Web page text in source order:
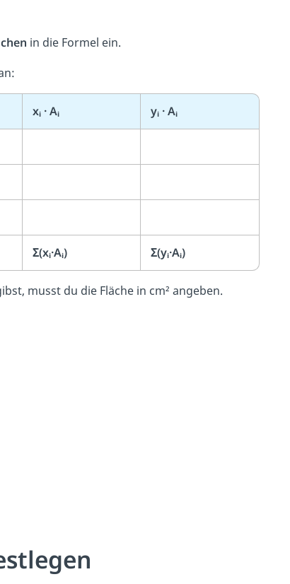
in die Formel ein.
xᵢ · Aᵢ yᵢ · Aᵢ
Σ(xᵢ·Aᵢ) Σ(yᵢ·Aᵢ)
musst du die Fläche in cm² angeben.